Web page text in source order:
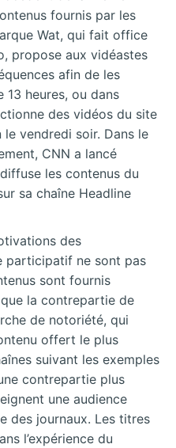
fournis par les
Wat, qui fait office
propose aux vidéastes
afin de les
heures, ou dans
des vidéos du site
vendredi soir. Dans le
CNN a lancé
les contenus du
sa chaîne Headline
des
participatif ne sont pas
sont fournis
la contrepartie de
de notoriété, qui
offert le plus
suivant les exemples
contrepartie plus
une audience
des journaux. Les titres
l’expérience du